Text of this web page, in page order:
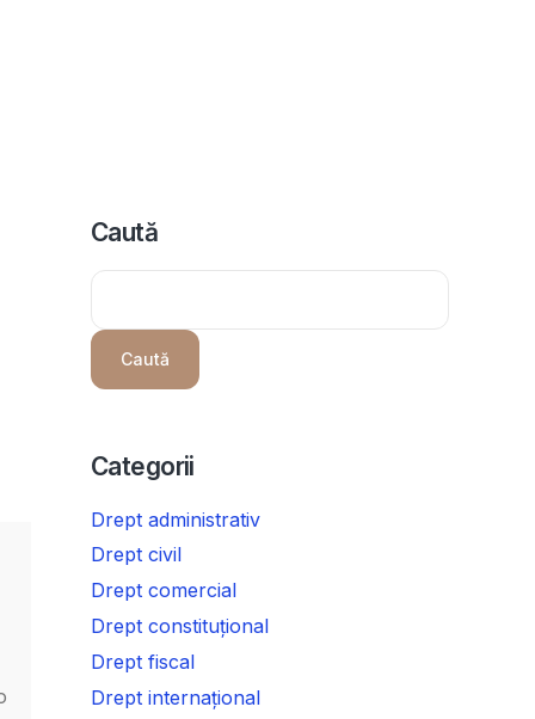
Caută
Caută
Categorii
Drept administrativ
Drept civil
Drept comercial
Drept constituțional
Drept fiscal
Drept internațional